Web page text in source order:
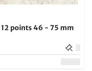
12 points 46 - 75 mm